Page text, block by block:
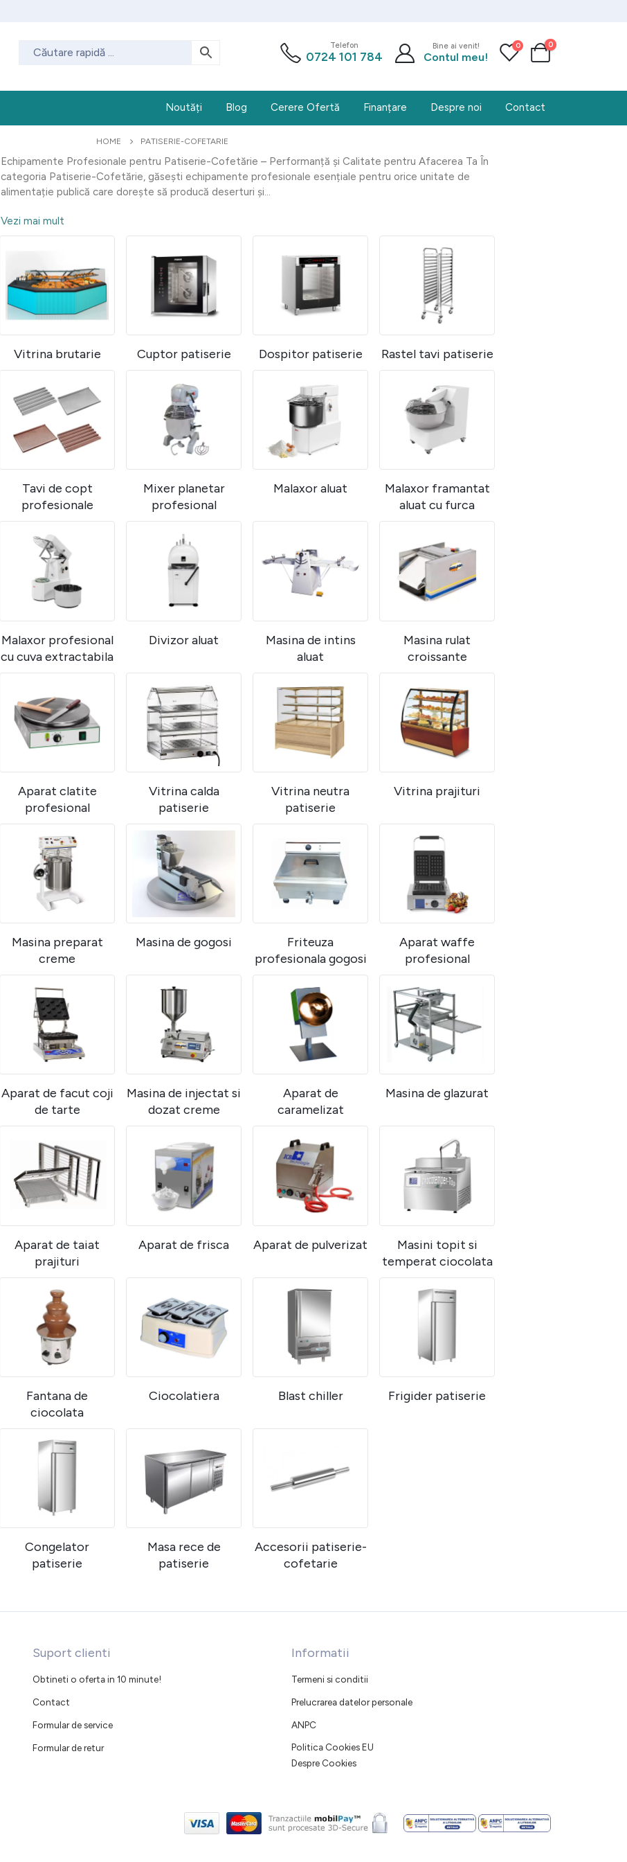
Telefon
0724 101 784
Bine ai venit!
Contul meu!
0 0
Noutăți Blog Cerere Ofertă Finanțare Despre noi Contact
HOME PATISERIE-COFETARIE
Echipamente Profesionale pentru Patiserie-Cofetărie – Performanță și Calitate pentru Afacerea Ta În
categoria Patiserie-Cofetărie, găsești echipamente profesionale esențiale pentru orice unitate de
alimentație publică care dorește să producă deserturi și...
Vezi mai mult
Vitrina brutarie Cuptor patiserie Dospitor patiserie Rastel tavi patiserie
Tavi de copt
profesionale
Mixer planetar
profesional
Malaxor aluat
Malaxor framantat
aluat cu furca
Malaxor profesional
cu cuva extractabila
Divizor aluat
Masina de intins
aluat
Masina rulat
croissante
Aparat clatite
profesional
Vitrina calda
patiserie
Vitrina neutra
patiserie
Vitrina prajituri
Masina preparat
creme
Masina de gogosi
Friteuza
profesionala gogosi
Aparat waffe
profesional
Aparat de facut coji
de tarte
Masina de injectat si
dozat creme
Aparat de
caramelizat
Masina de glazurat
Aparat de taiat
prajituri
Aparat de frisca Aparat de pulverizat
Masini topit si
temperat ciocolata
Fantana de
ciocolata
Ciocolatiera Blast chiller Frigider patiserie
Congelator
patiserie
Masa rece de
patiserie
Accesorii patiserie-
cofetarie
Suport clienti
Obtineti o oferta in 10 minute!
Contact
Formular de service
Formular de retur
Informatii
Termeni si conditii
Prelucrarea datelor personale
ANPC
Politica Cookies EU
Despre Cookies